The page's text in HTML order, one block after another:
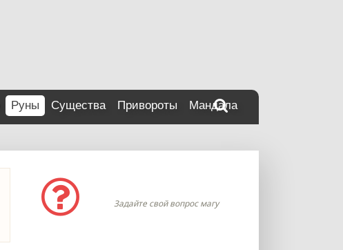
Руны Существа Привороты Мандала
Задайте свой вопрос магу